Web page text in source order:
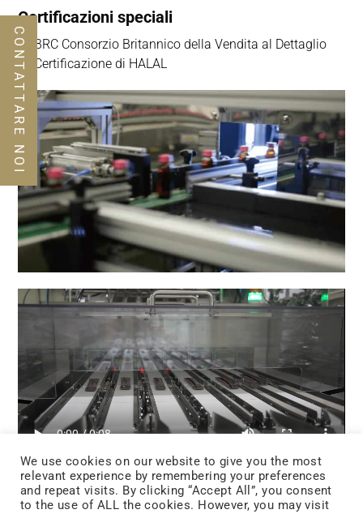
CONTATTARE NOI
Certificazioni speciali
BRC Consorzio Britannico della Vendita al Dettaglio
Certificazione di HALAL
Piccole bustine liquide, portatili e popolari
We use cookies on our website to give you the most
relevant experience by remembering your preferences
and repeat visits. By clicking “Accept All”, you consent
to the use of ALL the cookies. However, you may visit